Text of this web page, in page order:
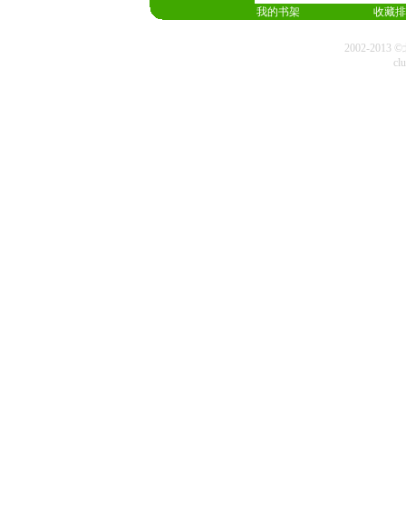
我的书架 收藏
2002-2013